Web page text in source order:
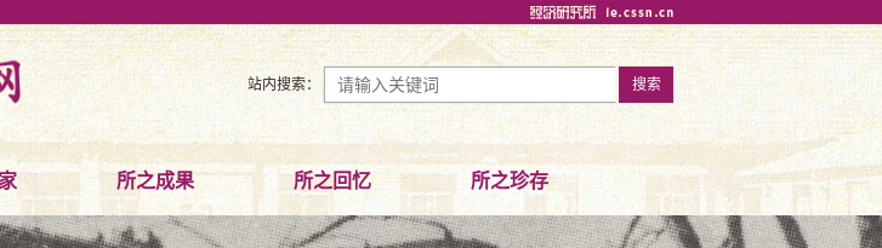
站内搜索：
所之成果 所之回忆 所之珍存